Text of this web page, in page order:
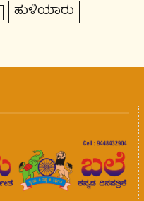
ಹುಳಿಯಾರು